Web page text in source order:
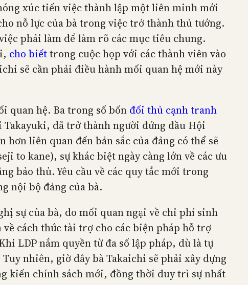
xúc tiến việc thành lập một liên minh mới
nỗ lực của bà trong việc trở thành thủ tướng.
phải làm để làm rõ các mục tiêu chung.
cho biếttrong cuộc họp với các thành viên vào
sẽ cần phải điều hành mối quan hệ mới này
quan hệ. Ba trong số bốn đối thủ cạnh tranh
đã trở thành người đứng đầu Hội
liên quan đến bản sắc của đảng có thể sẽ
to kane), sự khác biệt ngày càng lớn về các ưu
bảo thủ. Yêu cầu về các quy tắc mới trong
nội bộ đảng của bà.
sự của bà, do mối quan ngại về chi phí sinh
cách thức tài trợ cho các biện pháp hỗ trợ
LDP nắm quyền từ đa số lập pháp, dù là tự
nhiên, giờ đây bà Takaichi sẽ phải xây dựng
kiến chính sách mới, đồng thời duy trì sự nhất